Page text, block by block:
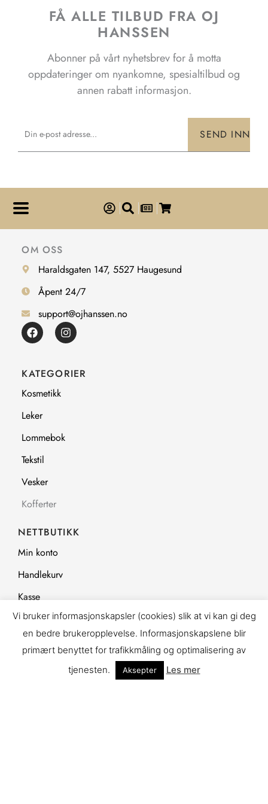
produktsiden
FÅ ALLE TILBUD FRA OJ
HANSSEN
Abonner på vårt nyhetsbrev for å motta
oppdateringer om nyankomne, spesialtilbud og
annen rabatt informasjon.
SEND INN
OM OSS
Haraldsgaten 147, 5527 Haugesund
Åpent 24/7
support@ojhanssen.no
F
a
b
o
o
I
n
a
g
KATEGORIER
Kosmetikk
Leker
Lommebok
Tekstil
Vesker
Kofferter
NETTBUTIKK
Min konto
Handlekurv
Kasse
Kjøpsvilkår
Personvernerklæring
Vi bruker informasjonskapsler (cookies) slik at vi kan gi deg
en bedre brukeropplevelse. Informasjonskapslene blir
primært benyttet for trafikkmåling og optimalisering av
tjenesten.
Aksepter Les mer